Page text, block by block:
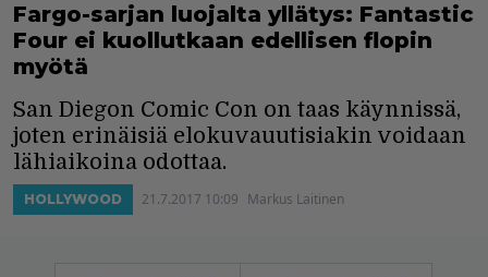
Fargo-sarjan luojalta yllätys: Fantastic
Four ei kuollutkaan edellisen flopin
myötä
San Diegon Comic Con on taas käynnissä,
joten erinäisiä elokuvauutisiakin voidaan
lähiaikoina odottaa.
HOLLYWOOD 21.7.2017 10:09 Markus Laitinen